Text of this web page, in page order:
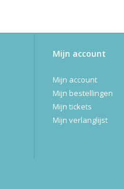
Mijn account
Mijn account
Mijn bestellingen
Mijn tickets
Mijn verlanglijst